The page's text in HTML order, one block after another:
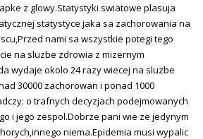
z glowy.Statystyki swiatowe plasuja
statystyce jaka sa zachorowania na
nami sa wszystkie potegi tego
na sluzbe zdrowia z mizernym
wydaje okolo 24 razy wiecej na sluzbe
30000 zachorowan i ponad 1000
o trafnych decyzjach podejmowanych
i jego zespol.Dobrze pani wie ze jedynym
niema.Epidemia musi wypalic